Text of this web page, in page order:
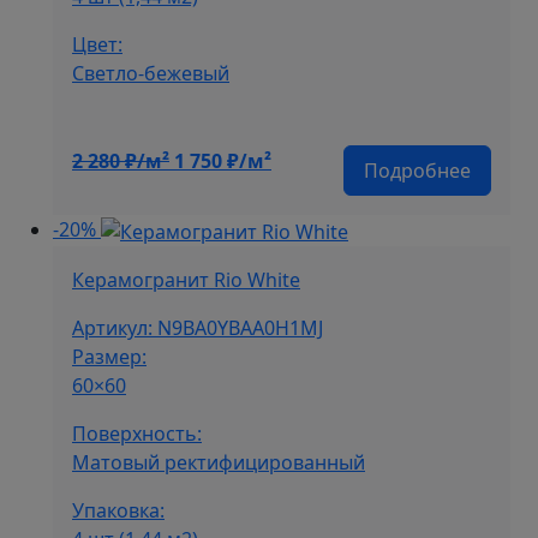
Цвет:
Светло-бежевый
Подробнее
2 280₽/м² Первоначальная
составляла
2
280 ₽/
1 750₽/м²Текущая
1
750 ₽/
м².
-20%
Керамогранит Rio White
Артикул: N9BA0YBAA0H1MJ
Размер:
60×60
Поверхность:
Матовый ректифицированный
Упаковка: